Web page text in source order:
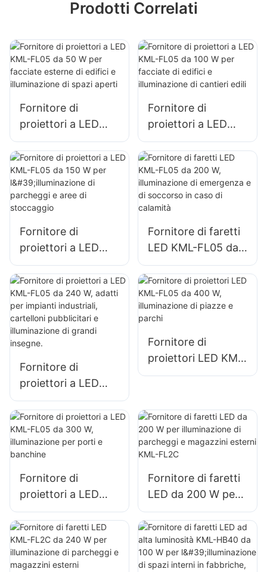
Prodotti Correlati
Fornitore di
proiettori a LED
KML-FL05 da 50 W
per facciate
esterne di edifici e
illuminazione di
spazi aperti
Fornitore di
proiettori a LED
KML-FL05 da 100
W per facciate di
edifici e
illuminazione di
cantieri edili
Fornitore di
proiettori a LED
KML-FL05 da 150
W per
l'illuminazione di
parcheggi e aree di
stoccaggio
Fornitore di faretti
LED KML-FL05 da
200 W,
illuminazione di
emergenza e di
soccorso in caso di
Fornitore di
proiettori a LED
KML-FL05 da 240
W, adatti per
impianti industriali,
cartelloni
illuminazione di
grandi insegne.
Fornitore di
proiettori LED KML-
FL05 da 400 W,
piazze e parchi
Fornitore di
proiettori a LED
KML-FL05 da 300
W, illuminazione per
porti e banchine
Fornitore di faretti
LED da 200 W per
illuminazione di
parcheggi e
magazzini esterni
KML-FL2C